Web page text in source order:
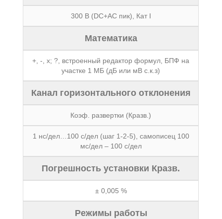
300 В (DC+AС пик), Кат I
Математика
+, -, х; ?, встроенный редактор формул, БПФ на
участке 1 МБ (дБ или мВ с.к.з)
Канал горизонтального отклонения
Коэф. развертки (Кразв.)
1 нс/дел…100 с/дел (шаг 1-2-5), самописец 100
мс/дел – 100 с/дел
Погрешность установки Кразв.
± 0,005 %
Режимы работы